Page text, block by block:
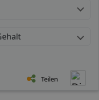
Teilen